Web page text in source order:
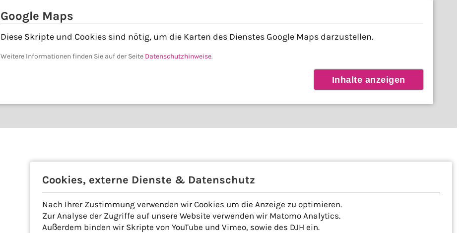
Google Maps
Diese Skripte und Cookies sind nötig, um die Karten des Dienstes Google Maps darzustellen.
Weitere Informationen finden Sie auf der Seite Datenschutzhinweise.
Inhalte anzeigen
Cookies, externe Dienste & Datenschutz
Nach Ihrer Zustimmung verwenden wir Cookies um die Anzeige zu optimieren.
Zur Analyse der Zugriffe auf unsere Website verwenden wir Matomo Analytics.
Außerdem binden wir Skripte von YouTube und Vimeo, sowie des DJH ein.